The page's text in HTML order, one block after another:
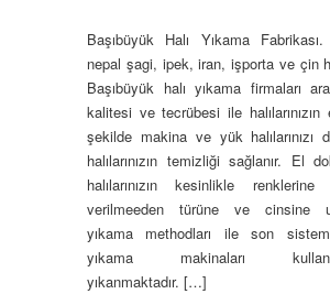
Başıbüyük Halı Yıkama
nepal şagi, ipek, iran, işporta ve çin
Başıbüyük halı yıkama firmaları
kalitesi ve tecrübesi ile
şekilde makina ve yük halılarınızı
halılarınızın temizliği sağlanır. El
halılarınızın kesinlikle renklerine
verilmeeden türüne ve cinsine
yıkama methodları ile son
yıkama makinaları
yıkanmaktadır. […]